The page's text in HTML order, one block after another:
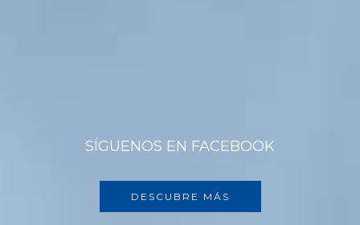
SÍGUENOS EN FACEBOOK
DESCUBRE MÁS